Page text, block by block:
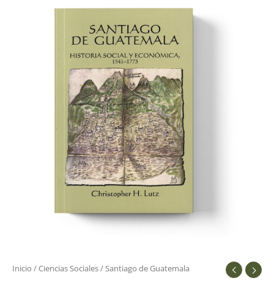
Inicio /Ciencias Sociales/ Santiago de Guatemala